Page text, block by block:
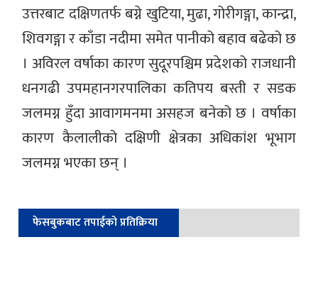
उत्तरबाट दक्षिणतर्फ बग्ने खुटिया, मुढा, गोरीगङ्गा, कान्द्रा,
शिवगङ्गा र काँडा नदीमा समेत पानीको बहाव बढेको छ
। अविरल वर्षाका कारण सुदूरपश्चिम प्रदेशको राजधानी
धनगढी उपमहानगरपालिका कतिपय बस्ती र सडक
जलमग्न हुँदा आवागमनमा असहज बनेको छ । वर्षाका
कारण कैलालीको दक्षिणी क्षेत्रका अधिकांश भूभाग
जलमग्न भएका छन् ।
फेसबुकबाट तपाईको प्रतिक्रिया